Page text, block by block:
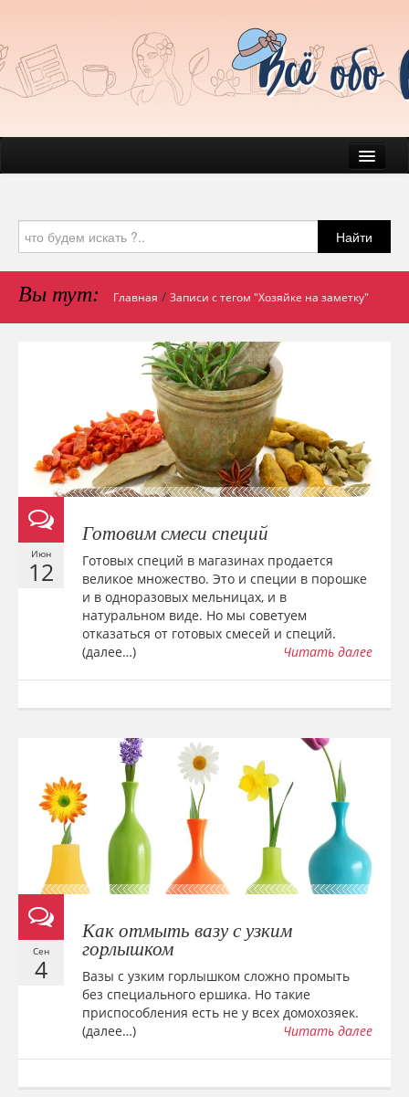
Быт
Красота
Здоровье
Домашние любимчики
Найти
Вы тут: Главная / Записи с тегом "Хозяйке на заметку"
Июн
12
Готовим смеси специй
Готовых специй в магазинах продается
великое множество. Это и специи в порошке
и в одноразовых мельницах, и в
натуральном виде. Но мы советуем
отказаться от готовых смесей и специй.
(далее…)
Читать далее
Сен
4
Как отмыть вазу с узким
горлышком
Вазы с узким горлышком сложно промыть
без специального ершика. Но такие
приспособления есть не у всех домохозяек.
(далее…)
Читать далее